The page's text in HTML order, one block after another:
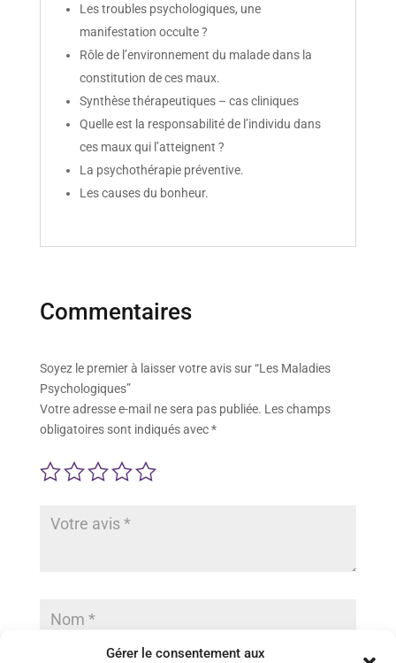
Gérer le consentement aux
Les troubles psychologiques, une
manifestation occulte ?
Rôle de l’environnement du malade dans la
constitution de ces maux.
Synthèse thérapeutiques – cas cliniques
Quelle est la responsabilité de l’individu dans
ces maux qui l’atteignent ?
La psychothérapie préventive.
Les causes du bonheur.
Commentaires
Soyez le premier à laisser votre avis sur “Les Maladies
Psychologiques”
Votre adresse e-mail ne sera pas publiée. Les champs
obligatoires sont indiqués avec*